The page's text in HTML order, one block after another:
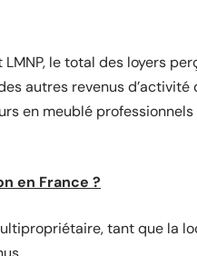
le total des loyers
autres revenus d’activité
en meublé professionnels
en France ?
tant que la